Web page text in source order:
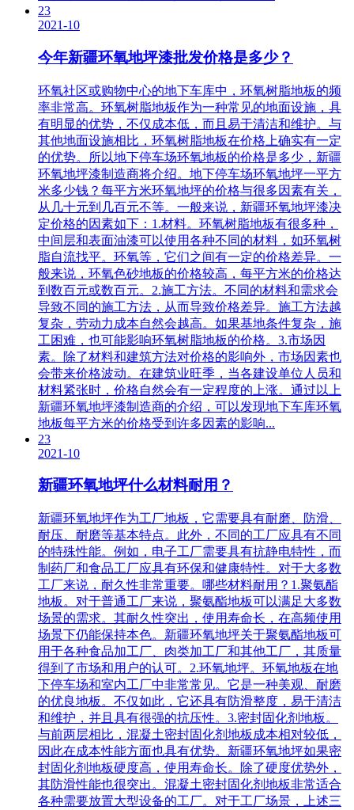
23
2021-10
今年新疆环氧地坪漆批发价格是多少？
环氧社区或购物中心的地下车库中，环氧树脂地板的频
率非常高。环氧树脂地板作为一种常见的地面设施，具
有明显的优势，不仅成本低，而且易于清洁和维护。与
其他地面设施相比，环氧树脂地板在价格上确实有一定
的优势。所以地下停车场环氧地板的价格是多少，新疆
环氧地坪漆制造商将介绍。地下停车场环氧地坪一平方
米多少钱？每平方米环氧地坪的价格与很多因素有关，
从几十元到几百元不等。一般来说，新疆环氧地坪漆决
定价格的因素如下：1.材料。环氧树脂地板有很多种，
中间层和表面油漆可以使用各种不同的材料，如环氧树
脂自流找平。环氧等，它们之间有一定的价格差异。一
般来说，环氧色砂地板的价格较高，每平方米的价格达
到数百元或数百元。2.施工方法。不同的材料和需求会
导致不同的施工方法，从而导致价格差异。施工方法越
复杂，劳动力成本自然会越高。如果基地条件复杂，施
工困难，也可能影响环氧树脂地板的价格。3.市场因
素。除了材料和建筑方法对价格的影响外，市场因素也
会带来价格波动。在建筑业旺季，当各建设单位人员和
材料紧张时，价格自然会有一定程度的上涨。通过以上
新疆环氧地坪漆制造商的介绍，可以发现地下车库环氧
地板每平方米的价格受到许多因素的影响...
23
2021-10
新疆环氧地坪什么材料耐用？
新疆环氧地坪作为工厂地板，它需要具有耐磨、防滑、
耐压、耐磨等基本特点。此外，不同的工厂应具有不同
的特殊性能。例如，电子工厂需要具有抗静电特性，而
制药厂和食品工厂应具有环保和健康特性。对于大多数
工厂来说，耐久性非常重要。哪些材料耐用？1.聚氨酯
地板。对于普通工厂来说，聚氨酯地板可以满足大多数
场景的需求。其耐久性突出，使用寿命长，在高频使用
场景下仍能保持本色。新疆环氧地坪关于聚氨酯地板可
用于各种食品加工厂、肉类加工厂和其他工厂，其质量
得到了市场和用户的认可。2.环氧地坪。环氧地板在地
下停车场和室内工厂中非常常见。它是一种美观、耐磨
的优良地板。不仅如此，它还具有防滑整度，易于清洁
和维护，并且具有很强的抗压性。3.密封固化剂地板。
与前两层相比，混凝土密封固化剂地板成本相对较低，
因此在成本性能方面也具有优势。新疆环氧地坪如果密
封固化剂地板硬度高，使用寿命长。除了硬度优势外，
其防滑性能也很突出。混凝土密封固化剂地板非常适合
各种需要放置大型设备的工厂。对于工厂场景，上述三